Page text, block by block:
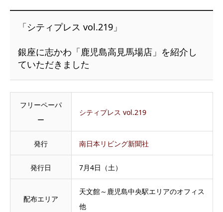
「シティプレス vol.219」
銀座に志かわ「鹿児島高見馬場店」を紹介し
ていただきました
フリーペーパ
ー
シティプレス vol.219
発行 南日本リビング新聞社
発行日 7月4日（土）
配布エリア
天文館～鹿児島中央駅エリアのオフィス
他